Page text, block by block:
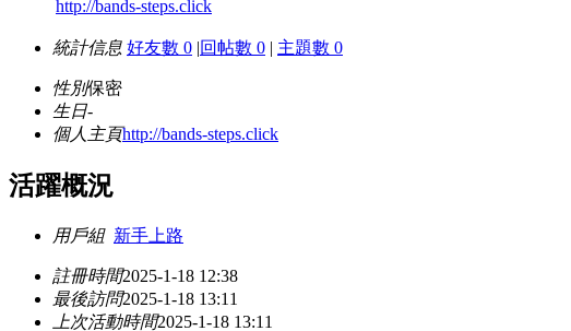
http://bands-steps.click
統計信息 好友數 0 |回帖數 0 | 主題數 0
性別保密
生日-
個人主頁http://bands-steps.click
活躍概況
用戶組 新手上路
註冊時間2025-1-18 12:38
最後訪問2025-1-18 13:11
上次活動時間2025-1-18 13:11